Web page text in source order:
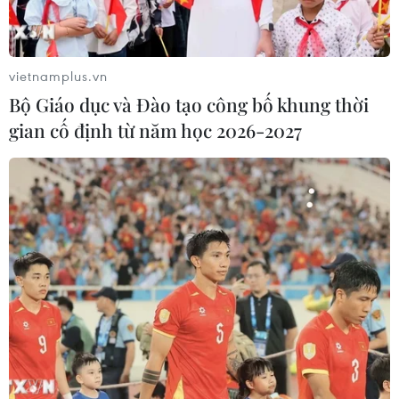
Thời tiết đêm 30/7: Cảnh báo thời tiết
nguy hiểm trên đất liền và trên biển
30/07/2025 10:51
Dự báo, chiều tối và đêm 31/7, nhiều khu vực trên cả
vietnamplus.vn
Bộ Giáo dục và Đào tạo công bố khung thời
gian cố định từ năm học 2026-2027